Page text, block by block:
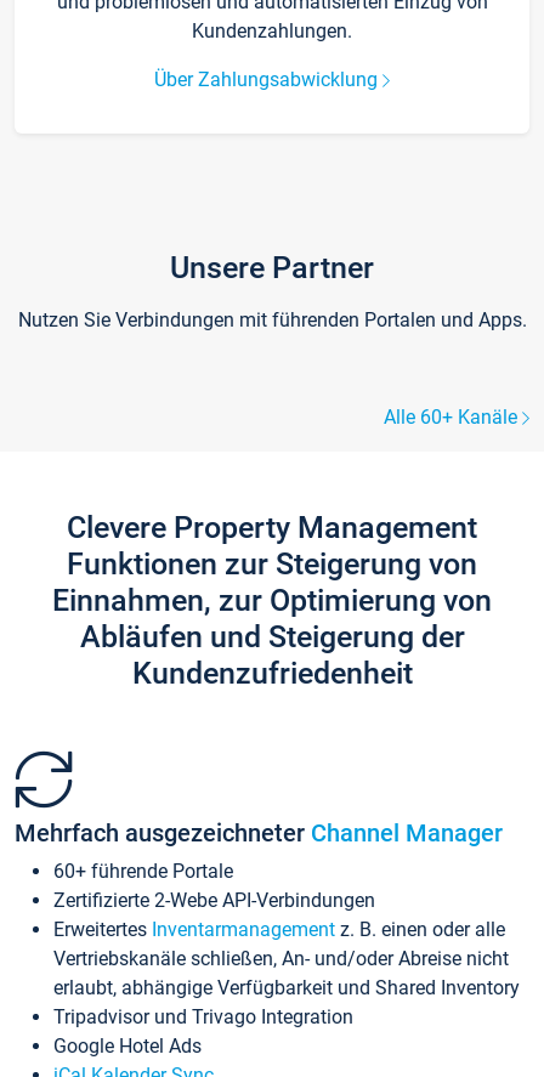
Kundenzahlungen.
Über Zahlungsabwicklung
Unsere Partner
Nutzen Sie Verbindungen mit führenden Portalen und Apps.
Alle 60+ Kanäle
Clevere Property Management
Funktionen zur Steigerung von
Einnahmen, zur Optimierung von
Abläufen und Steigerung der
Kundenzufriedenheit
Mehrfach ausgezeichneter Channel Manager
60+ führende Portale
Zertifizierte 2-Webe API-Verbindungen
Erweitertes Inventarmanagement z. B. einen oder alle
Vertriebskanäle schließen, An- und/oder Abreise nicht
erlaubt, abhängige Verfügbarkeit und Shared Inventory
Tripadvisor und Trivago Integration
Google Hotel Ads